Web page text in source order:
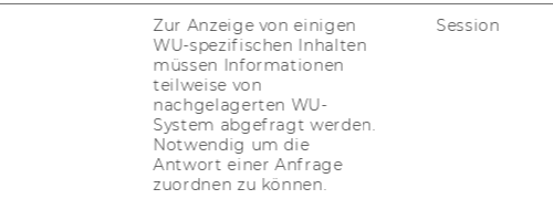
Zur Anzeige von einigen
WU-spezifischen Inhalten
müssen Informationen
teilweise von
nachgelagerten WU-
System abgefragt werden.
Notwendig um die
Antwort einer Anfrage
zuordnen zu können.
Session